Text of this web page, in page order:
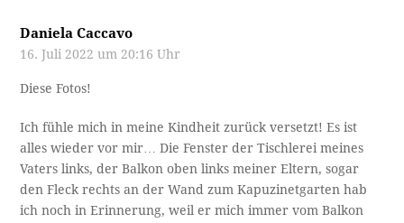
Daniela Caccavo
16. Juli 2022 um 20:16 Uhr
Diese Fotos!
Ich fühle mich in meine Kindheit zurück versetzt! Es ist
alles wieder vor mir… Die Fenster der Tischlerei meines
Vaters links, der Balkon oben links meiner Eltern, sogar
den Fleck rechts an der Wand zum Kapuzinetgarten hab
ich noch in Erinnerung, weil er mich immer vom Balkon